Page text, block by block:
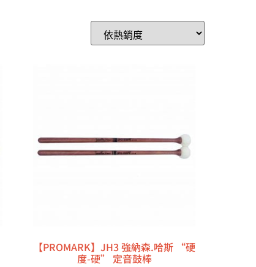
【PROMARK】JH3 強納森.哈斯 “硬
度-硬” 定音鼓棒